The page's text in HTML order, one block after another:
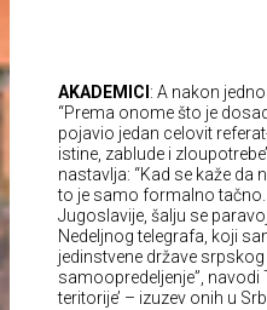
AKADEMICI : A nakon
“Prema onome što je
pojavio jedan celovit
istine, zablude i
nastavlja: “Kad se kaže da
to je samo formalno tačno.
Jugoslavije, šalju se
Nedeljnog telegrafa, koji
jedinstvene države
samoopredeljenje”, navodi
teritorije’ – izuzev onih u